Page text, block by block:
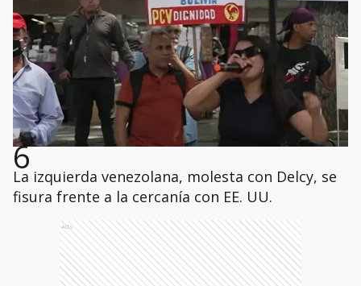
6
La izquierda venezolana, molesta con Delcy, se
fisura frente a la cercanía con EE. UU.
Ads